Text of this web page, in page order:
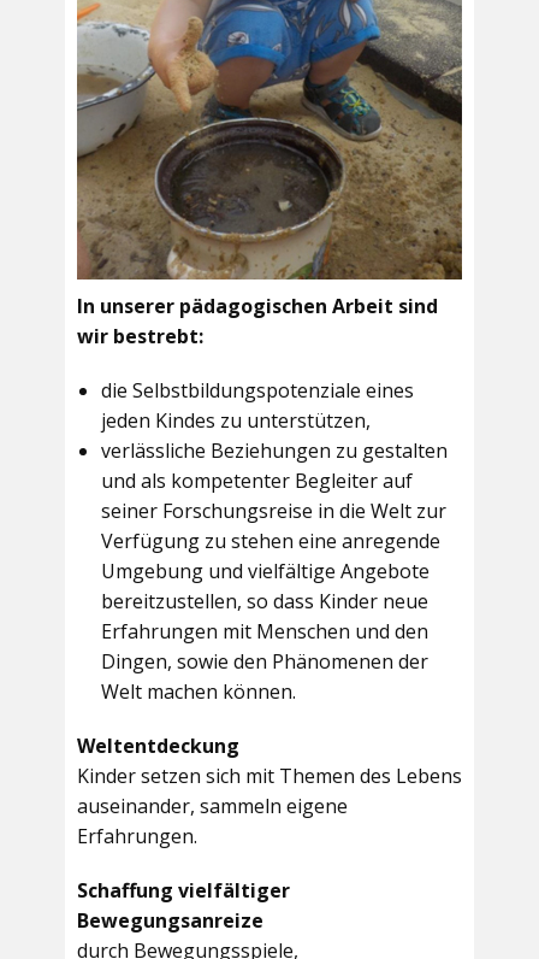
In unserer pädagogischen Arbeit sind
wir bestrebt:
die Selbstbildungspotenziale eines
jeden Kindes zu unterstützen,
verlässliche Beziehungen zu gestalten
und als kompetenter Begleiter auf
seiner Forschungsreise in die Welt zur
Verfügung zu stehen eine anregende
Umgebung und vielfältige Angebote
bereitzustellen, so dass Kinder neue
Erfahrungen mit Menschen und den
Dingen, sowie den Phänomenen der
Welt machen können.
Weltentdeckung
Kinder setzen sich mit Themen des Lebens
auseinander, sammeln eigene
Erfahrungen.
Schaffung vielfältiger
Bewegungsanreize
durch Bewegungsspiele,